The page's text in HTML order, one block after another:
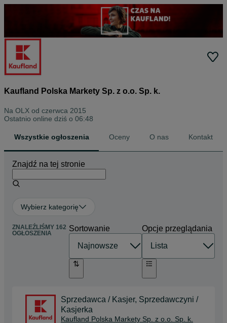
Kaufland Polska Markety Sp. z o.o. Sp. k.
Na OLX od czerwca 2015
Ostatnio online dziś o 06:48
Wszystkie ogłoszenia Oceny O nas Kontakt
Znajdź na tej stronie
Wybierz kategorię
ZNALEŹLIŚMY 162
OGŁOSZENIA
Sortowanie Opcje przeglądania
Sprzedawca / Kasjer, Sprzedawczyni /
Kasjerka
Kaufland Polska Markety Sp. z o.o. Sp. k.